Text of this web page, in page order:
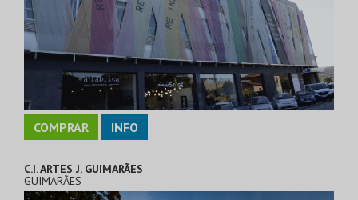
COMPRAR INFO
C.I. ARTES J. GUIMARÃES
GUIMARÃES